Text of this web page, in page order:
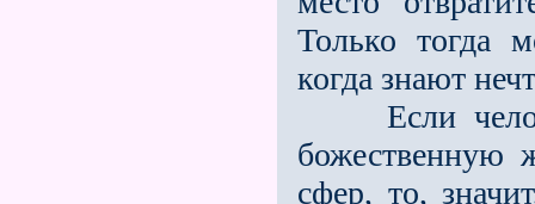
Только тогда
когда знают
Если
божественную
сфер, то,